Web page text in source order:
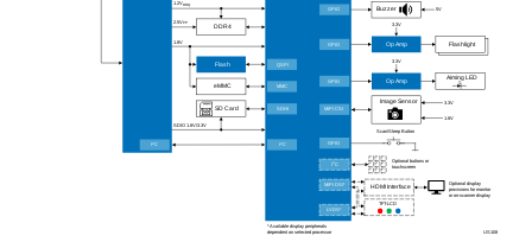
IR LEDによる照明により、目に見える点滅を抑
え、動作中の目の不快感を軽減
レーザの代わりに赤色LEDで照準を合わせること
でより安全に操作可能
省電力設計により、オブジェクトが検知された際に
近接センサを使ってシステムをスタンバイ状態から
復帰させる仕組みと、スマートウェイクアップ機能
を備えた低消費電力部品を組み合わせることで、消
Flash
Buzzer
Op Amp
Op Amp
Image Sensor 3.3V
1.8V
SDIO 1.8V/3.3V
DDR4
1.8V
1.2VDDQ
2.5VPP
eMMC
SD Card
5V
Flashlight
Aiming LED
Scan/Sleep Button
3.3V
3.3V
US108
*Available display peripherals
dependent on selected processor
HDMI Interface
TFT-LCD
Optional buttons or
touchscreen
Optional display
provisions for monitor
or on-scanner display
I2C 2C
GPIO
MIPI CSI
SDHI
MMC
QSPI
GPIO
GPIO
GPIO
MIPI DSI*
LVDS*
I2C